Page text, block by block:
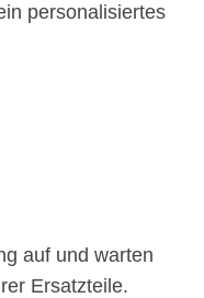
personalisiertes
auf und warten
Ersatzteile.